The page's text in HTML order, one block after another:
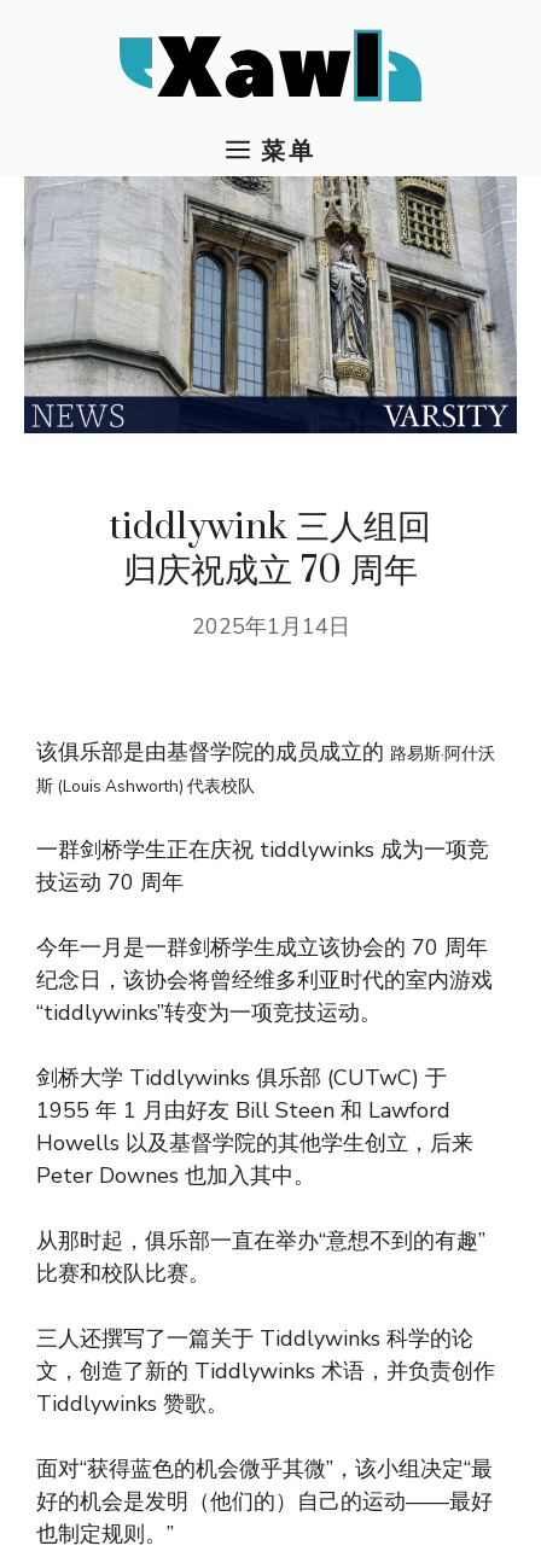
菜单
tiddlywink 三人组回
归庆祝成立 70 周年
2025年1月14日
该俱乐部是由基督学院的成员成立的 路易斯·阿什沃
斯 (Louis Ashworth) 代表校队
一群剑桥学生正在庆祝 tiddlywinks 成为一项竞
技运动 70 周年
今年一月是一群剑桥学生成立该协会的 70 周年
纪念日，该协会将曾经维多利亚时代的室内游戏
“tiddlywinks”转变为一项竞技运动。
剑桥大学 Tiddlywinks 俱乐部 (CUTwC) 于
1955 年 1 月由好友 Bill Steen 和 Lawford
Howells 以及基督学院的其他学生创立，后来
Peter Downes 也加入其中。
从那时起，俱乐部一直在举办“意想不到的有趣”
比赛和校队比赛。
三人还撰写了一篇关于 Tiddlywinks 科学的论
文，创造了新的 Tiddlywinks 术语，并负责创作
Tiddlywinks 赞歌。
面对“获得蓝色的机会微乎其微”，该小组决定“最
好的机会是发明（他们的）自己的运动——最好
也制定规则。”